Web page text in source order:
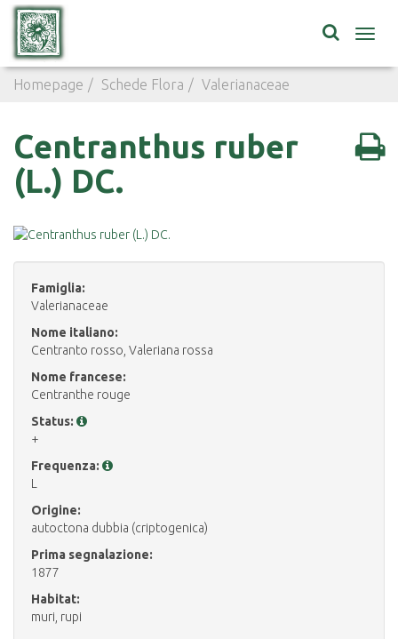
Homepage Schede Flora Valerianaceae
Centranthus ruber
(L.) DC.
Famiglia:
Valerianaceae
Nome italiano:
Centranto rosso, Valeriana rossa
Nome francese:
Centranthe rouge
Status:
+
Frequenza:
L
Origine:
autoctona dubbia (criptogenica)
Prima segnalazione:
1877
Habitat:
muri, rupi